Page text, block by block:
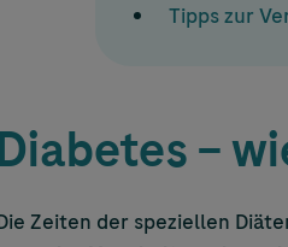
Tipps zur
–
Zeiten der speziellen